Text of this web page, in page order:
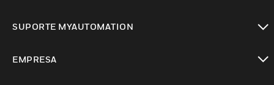
SUPORTE MYAUTOMATION
EMPRESA